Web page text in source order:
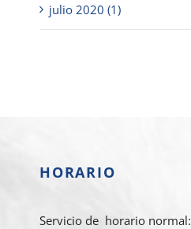
julio 2020 (1)
HORARIO
Servicio de horario normal: